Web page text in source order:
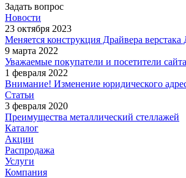
Задать вопрос
Новости
23 октября 2023
Меняется конструкция Драйвера
9 марта 2022
Уважаемые покупатели и посетители
1 февраля 2022
Внимание! Изменение юридического
Статьи
3 февраля 2020
Преимущества металлический стеллажей
Каталог
Акции
Распродажа
Услуги
Компания